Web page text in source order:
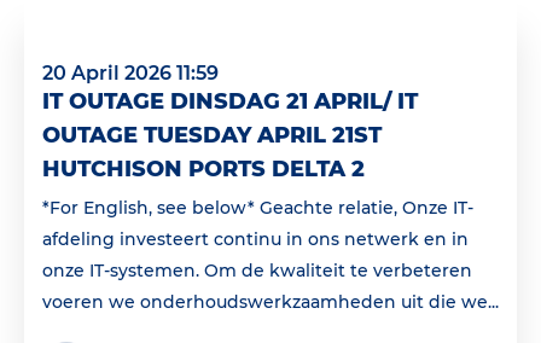
20 April 2026 11:59
IT OUTAGE DINSDAG 21 APRIL/ IT
OUTAGE TUESDAY APRIL 21ST
HUTCHISON PORTS DELTA 2
*For English, see below* Geachte relatie, Onze IT-
afdeling investeert continu in ons netwerk en in
onze IT-systemen. Om de kwaliteit te verbeteren
voeren we onderhoudswerkzaamheden uit die we...